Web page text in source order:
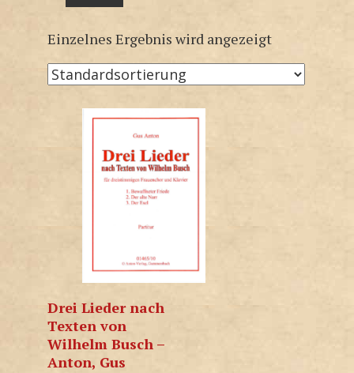
Einzelnes Ergebnis wird angezeigt
Drei Lieder nach
Texten von
Wilhelm Busch –
Anton, Gus